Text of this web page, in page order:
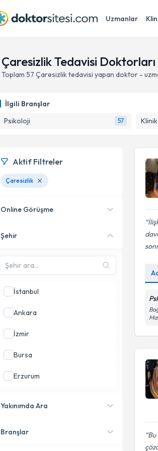
Uzmanlar
Çaresizlik Tedavisi
Toplam 57 Çaresizliktedavisi yapan doktor -
İlgili Branşlar
Psikoloji
57
Aktif Filtreler
Çaresizlik
Online Görüşme
Online danışmanlık sunan
Şehir
İstanbul
Ankara
İzmir
Bursa
Erzurum
Yakınımda Ara
Konumuma yakın uzmanları
Branşlar